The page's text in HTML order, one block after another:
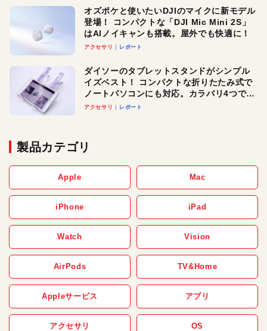
オズポケと使いたいDJIのマイクに新モデル
登場！ コンパクトな「DJI Mic Mini 2S」
はAIノイキャンも搭載。屋外でも快適に！
アクセサリ レポート
ダイソーのタブレットスタンドがシンプル
イズベスト！ コンパクトな折りたたみ式で
ノートパソコンにも対応。カラバリ4つで選
べる楽しさも
アクセサリ レポート
製品カテゴリ
Apple Mac
iPhone iPad
Watch Vision
AirPods TV&Home
Appleサービス アプリ
アクセサリ OS